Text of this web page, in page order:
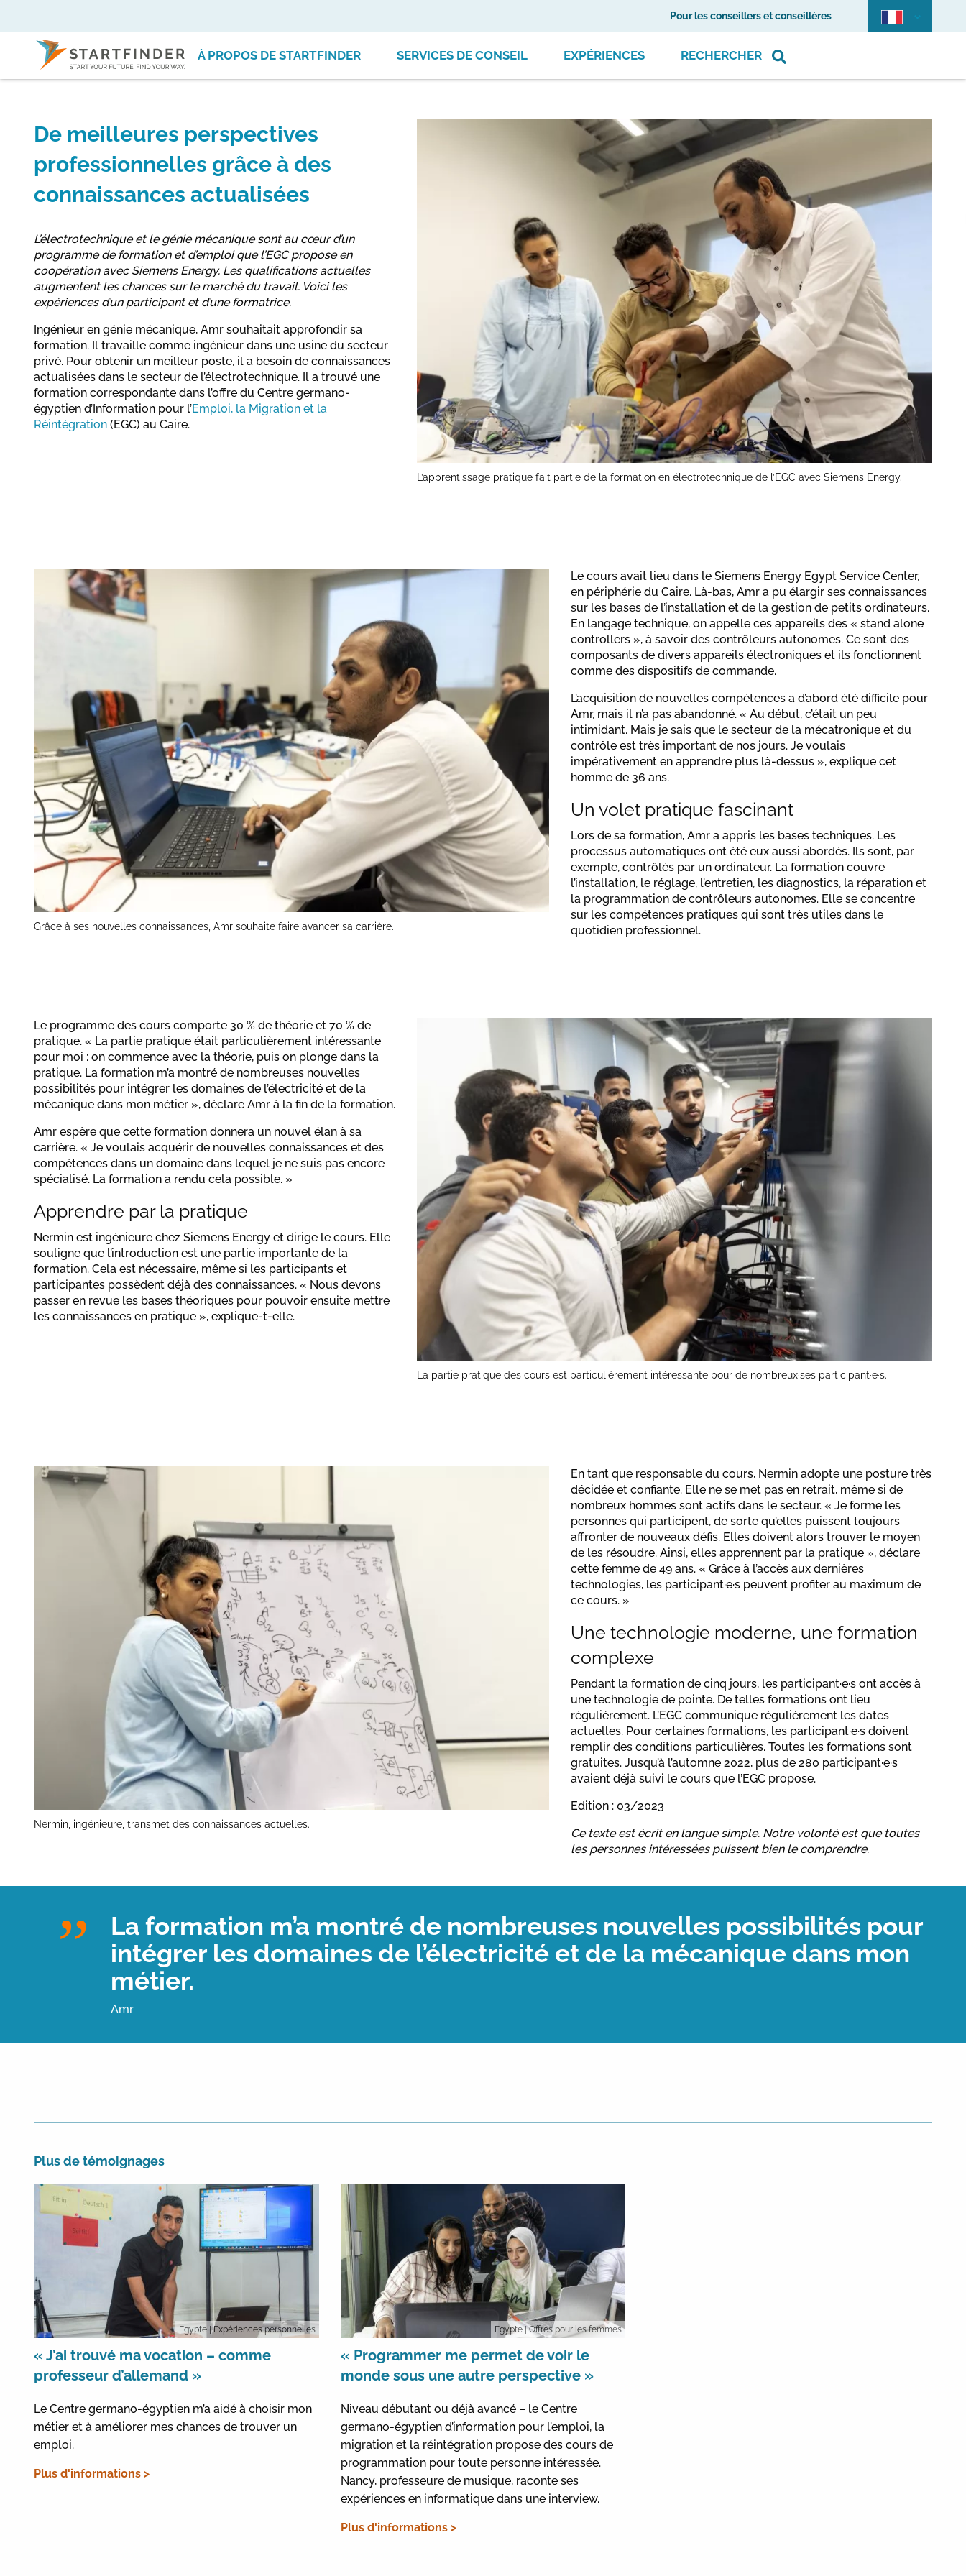
Pour les conseillers et conseillères
À PROPOS DE STARTFINDER SERVICES DE CONSEIL EXPÉRIENCES RECHERCHER
L’apprentissage pratique fait partie de la formation en électrotechnique de l’EGC avec Siemens Energy.
De meilleures perspectives
professionnelles grâce à des
connaissances actualisées
L’électrotechnique et le génie mécanique sont au cœur d’un
programme de formation et d’emploi que l’EGC propose en
coopération avec Siemens Energy. Les qualifications actuelles
augmentent les chances sur le marché du travail. Voici les
expériences d’un participant et d’une formatrice.
Ingénieur en génie mécanique, Amr souhaitait approfondir sa
formation. Il travaille comme ingénieur dans une usine du secteur
privé. Pour obtenir un meilleur poste, il a besoin de connaissances
actualisées dans le secteur de l’électrotechnique. Il a trouvé une
formation correspondante dans l’offre du Centre germano-
égyptien d’Information pour l’Emploi, la Migration et la
Réintégration (EGC) au Caire.
Grâce à ses nouvelles connaissances, Amr souhaite faire avancer sa carrière.
Le cours avait lieu dans le Siemens Energy Egypt Service Center,
en périphérie du Caire. Là-bas, Amr a pu élargir ses connaissances
sur les bases de l’installation et de la gestion de petits ordinateurs.
En langage technique, on appelle ces appareils des « stand alone
controllers », à savoir des contrôleurs autonomes. Ce sont des
composants de divers appareils électroniques et ils fonctionnent
comme des dispositifs de commande.
L’acquisition de nouvelles compétences a d’abord été difficile pour
Amr, mais il n’a pas abandonné. « Au début, c’était un peu
intimidant. Mais je sais que le secteur de la mécatronique et du
contrôle est très important de nos jours. Je voulais
impérativement en apprendre plus là-dessus », explique cet
homme de 36 ans.
Un volet pratique fascinant
Lors de sa formation, Amr a appris les bases techniques. Les
processus automatiques ont été eux aussi abordés. Ils sont, par
exemple, contrôlés par un ordinateur. La formation couvre
l’installation, le réglage, l’entretien, les diagnostics, la réparation et
la programmation de contrôleurs autonomes. Elle se concentre
sur les compétences pratiques qui sont très utiles dans le
quotidien professionnel.
La partie pratique des cours est particulièrement intéressante pour de nombreux·ses participant·e·s.
Le programme des cours comporte 30 % de théorie et 70 % de
pratique. « La partie pratique était particulièrement intéressante
pour moi : on commence avec la théorie, puis on plonge dans la
pratique. La formation m’a montré de nombreuses nouvelles
possibilités pour intégrer les domaines de l’électricité et de la
mécanique dans mon métier », déclare Amr à la fin de la formation.
Amr espère que cette formation donnera un nouvel élan à sa
carrière. « Je voulais acquérir de nouvelles connaissances et des
compétences dans un domaine dans lequel je ne suis pas encore
spécialisé. La formation a rendu cela possible. »
Apprendre par la pratique
Nermin est ingénieure chez Siemens Energy et dirige le cours. Elle
souligne que l’introduction est une partie importante de la
formation. Cela est nécessaire, même si les participants et
participantes possèdent déjà des connaissances. « Nous devons
passer en revue les bases théoriques pour pouvoir ensuite mettre
les connaissances en pratique », explique-t-elle.
Nermin, ingénieure, transmet des connaissances actuelles.
En tant que responsable du cours, Nermin adopte une posture très
décidée et confiante. Elle ne se met pas en retrait, même si de
nombreux hommes sont actifs dans le secteur. « Je forme les
personnes qui participent, de sorte qu’elles puissent toujours
affronter de nouveaux défis. Elles doivent alors trouver le moyen
de les résoudre. Ainsi, elles apprennent par la pratique », déclare
cette femme de 49 ans. « Grâce à l’accès aux dernières
technologies, les participant·e·s peuvent profiter au maximum de
ce cours. »
Une technologie moderne, une formation
complexe
Pendant la formation de cinq jours, les participant·e·s ont accès à
une technologie de pointe. De telles formations ont lieu
régulièrement. L’EGC communique régulièrement les dates
actuelles. Pour certaines formations, les participant·e·s doivent
remplir des conditions particulières. Toutes les formations sont
gratuites. Jusqu’à l’automne 2022, plus de 280 participant·e·s
avaient déjà suivi le cours que l’EGC propose.
Edition : 03/2023
Ce texte est écrit en langue simple. Notre volonté est que toutes
les personnes intéressées puissent bien le comprendre.
La formation m’a montré de nombreuses nouvelles possibilités pour
intégrer les domaines de l’électricité et de la mécanique dans mon
métier.
Amr
Plus de témoignages
Egypte | Expériences personnelles
« J’ai trouvé ma vocation – comme
professeur d’allemand »
Le Centre germano-égyptien m’a aidé à choisir mon
métier et à améliorer mes chances de trouver un
emploi.
Plus d'informations >
Egypte| Offres pour les femmes
« Programmer me permet de voir le
monde sous une autre perspective »
Niveau débutant ou déjà avancé – le Centre
germano-égyptien d’information pour l’emploi, la
migration et la réintégration propose des cours de
programmation pour toute personne intéressée.
Nancy, professeure de musique, raconte ses
expériences en informatique dans une interview.
Plus d'informations >